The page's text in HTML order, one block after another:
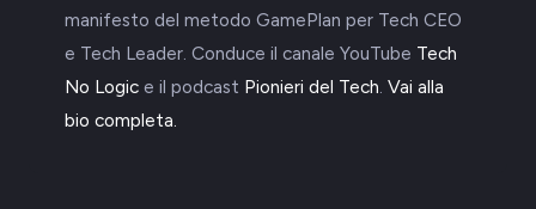
manifesto del metodo GamePlan per Tech CEO
e Tech Leader. Conduce il canale YouTube Tech
No Logic e il podcast Pionieri del Tech. Vai alla
bio completa.